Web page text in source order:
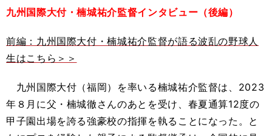
九州国際大付・楠城祐介監督インタビュー（後編）
前編：九州国際大付・楠城祐介監督が語る波乱の野球人
生はこちら＞＞
九州国際大付（福岡）を率いる楠城祐介監督は、2023
年８月に父・楠城徹さんのあとを受け、春夏通算12度の
甲子園出場を誇る強豪校の指揮を執ることになった。と